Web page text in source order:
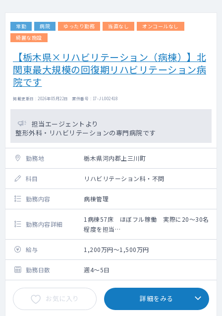
常勤 病院 ゆったり勤務 当直なし
オンコールなし
綺麗な施設
【栃木県×リハビリテーション（病棟）】北
関東最大規模の回復期リハビリテーション病
院です
掲載更新日 : 2026年05月22日 案件番号 : 17-JL002418
担当エージェントより
整形外科・リハビリテーションの専門病院です
勤務地 栃木県河内郡上三川町
科目 リハビリテーション科・不問
勤務内容 病棟管理
勤務内容詳細
1病棟57床 ほぼフル稼働 実際に20～30名
程度を担当
救急搬入数：0～3台/日
手術数：約1800件／年
回診は1～2回/日
給与 1,200万円～1,500万円
勤務日数 週4～5日
お気に入り 詳細をみる